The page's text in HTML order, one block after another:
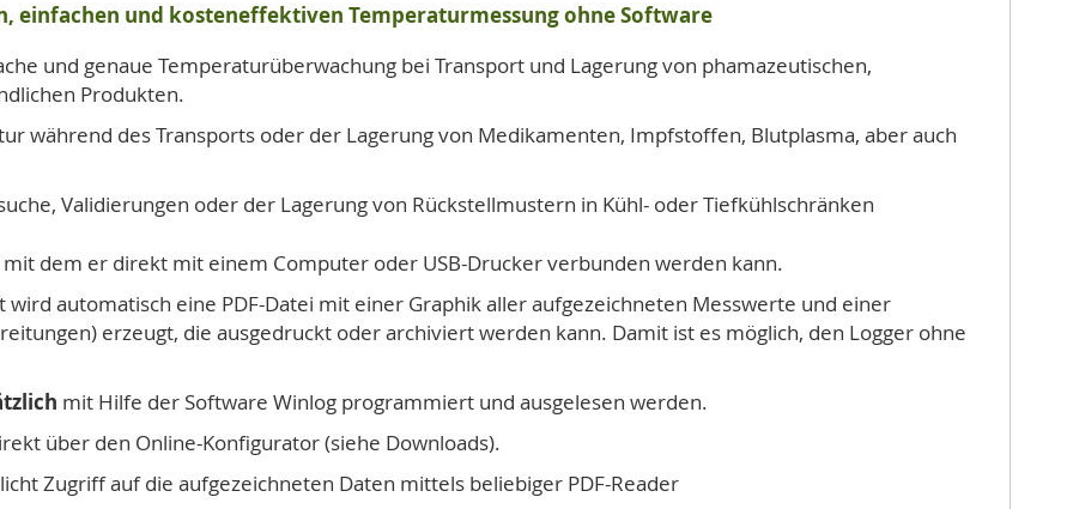
einfachen und kosteneffektiven Temperaturmessung ohne Software
und genaue Temperaturüberwachung bei Transport und Lagerung von phamazeutischen,
Produkten.
während des Transports oder der Lagerung von Medikamenten, Impfstoffen, Blutplasma, aber auch
Validierungen oder der Lagerung von Rückstellmustern in Kühl- oder Tiefkühlschränken
dem er direkt mit einem Computer oder USB-Drucker verbunden werden kann.
wird automatisch eine PDF-Datei mit einer Graphik aller aufgezeichneten Messwerte und einer
erzeugt, die ausgedruckt oder archiviert werden kann. Damit ist es möglich, den Logger ohne
mit Hilfe der Software Winlog programmiert und ausgelesen werden.
über den Online-Konfigurator (siehe Downloads).
Zugriff auf die aufgezeichneten Daten mittels beliebiger PDF-Reader